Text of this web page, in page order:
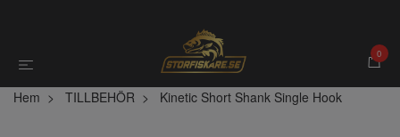
0
Hem TILLBEHÖR Kinetic Short Shank Single Hook